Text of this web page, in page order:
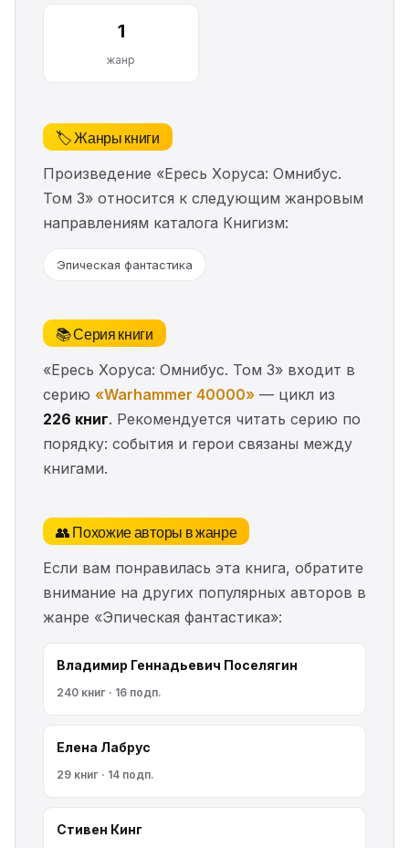
1
жанр
🏷️ Жанры книги
Произведение «Ересь Хоруса: Омнибус.
Том 3» относится к следующим жанровым
направлениям каталога Книгизм:
Эпическая фантастика
📚 Серия книги
«Ересь Хоруса: Омнибус. Том 3» входит в
серию «Warhammer 40000» — цикл из
226 книг. Рекомендуется читать серию по
порядку: события и герои связаны между
книгами.
👥 Похожие авторы в жанре
Если вам понравилась эта книга, обратите
внимание на других популярных авторов в
жанре «Эпическая фантастика»:
Владимир Геннадьевич Поселягин
240 книг · 16 подп.
Елена Лабрус
29 книг · 14 подп.
Стивен Кинг